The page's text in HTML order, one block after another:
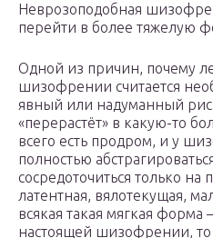
Неврозоподобная
перейти в более тяжелую
Одной из причин, почему
шизофрении считается
явный или надуманный
«перерастёт» в какую-то
всего есть продром, и у
полностью
сосредоточиться только на
латентная, вялотекущая,
всякая такая мягкая форма
настоящей шизофрении, то